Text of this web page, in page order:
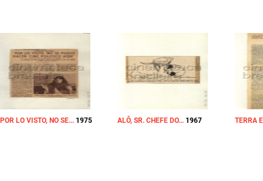
POR LO VISTO, NO SE... 1975 ALÔ, SR. CHEFE DO... 1967 TERRA